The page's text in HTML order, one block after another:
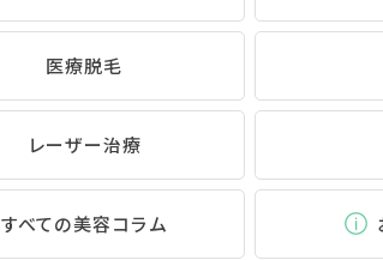
医療脱毛
レーザー治療
すべての美容コラム